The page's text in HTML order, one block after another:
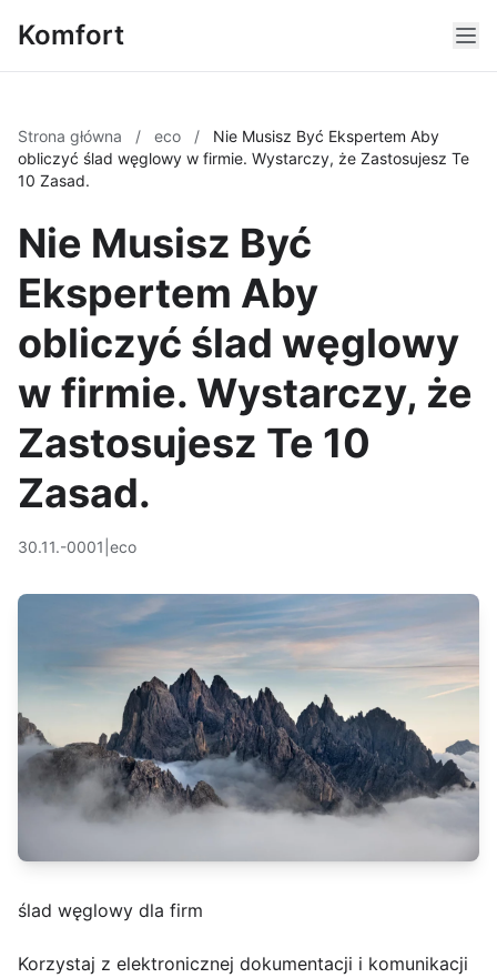
Komfort
Strona główna / eco /
Nie Musisz Być Ekspertem Aby
obliczyć ślad węglowy w firmie. Wystarczy, że Zastosujesz Te
10 Zasad.
Nie Musisz Być
Ekspertem Aby
obliczyć ślad węglowy
w firmie. Wystarczy, że
Zastosujesz Te 10
Zasad.
30.11.-0001 eco
ślad węglowy dla firm
Korzystaj z elektronicznej dokumentacji i komunikacji